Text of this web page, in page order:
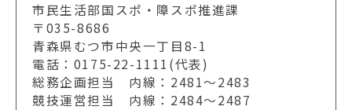
市民生活部国スポ・障スポ推進課
〒035-8686
青森県むつ市中央一丁目8-1
電話：0175-22-1111(代表)
総務企画担当 内線：2481～2483
競技運営担当 内線：2484～2487